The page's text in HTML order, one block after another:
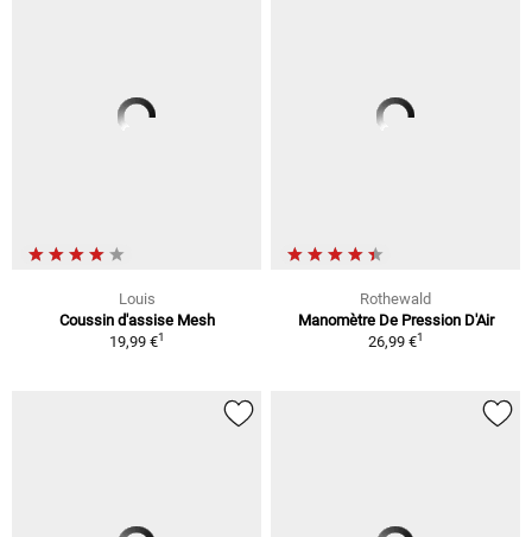
Louis
Coussin d'assise Mesh
19,99 €1
Rothewald
Manomètre De Pression D'Air
26,99 €1